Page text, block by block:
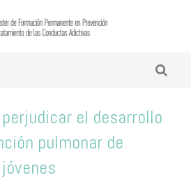
el desarrollo
pulmonar de